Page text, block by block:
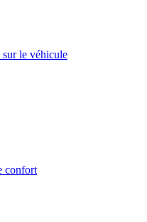
sur le véhicule
confort